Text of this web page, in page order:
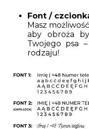
Font /
Masz
aby obroża
Twojego psa
rodzaju!